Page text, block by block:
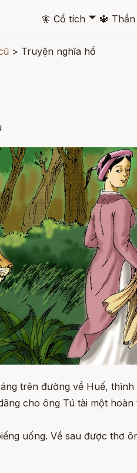
🧚 Cổ tích 🞃 🔱
> Truyện nghĩa hổ
trên đường về Huế,
cho ông Tú tài một
uống. Về sau được thơ